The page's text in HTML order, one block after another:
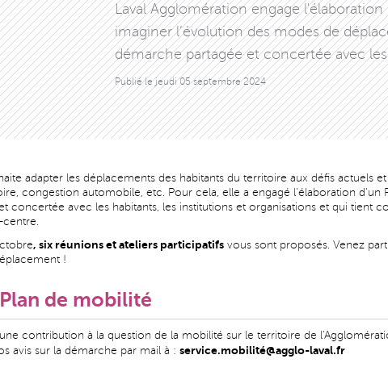
Laval Agglomération engage
imaginer l’évolution des modes de
démarche partagée et concertée avec
Publié lejeudi 05 septembre 2024
adapter les déplacements des habitants du territoire aux défis actuels
congestion automobile, etc. Pour cela, elle a engagé l'élaboration d'un
concertée avec les habitants, les institutions et organisations et qui tient
centre.
, six réunions et ateliers participatifs vous sont proposés. Venez
!
de mobilité
contribution à la question de la mobilité sur le territoire de
avis sur la démarche par mail à : service.mobilité@agglo-laval.fr